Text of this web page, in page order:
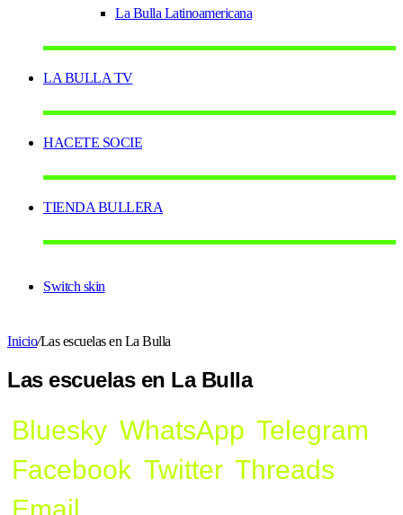
La Bulla Latinoamericana
LA BULLA TV
HACETE SOCIE
TIENDA BULLERA
Switch skin
Inicio/Las escuelas en La Bulla
Las escuelas en La Bulla
Bluesky WhatsApp Telegram
Facebook Twitter Threads